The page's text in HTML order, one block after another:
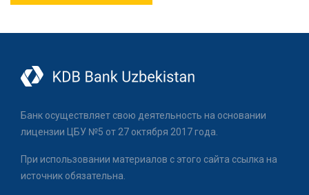
Банк осуществляет свою деятельность на основании
лицензии ЦБУ №5 от 27 октября 2017 года.
При использовании материалов с этого сайта ссылка на
источник обязательна.